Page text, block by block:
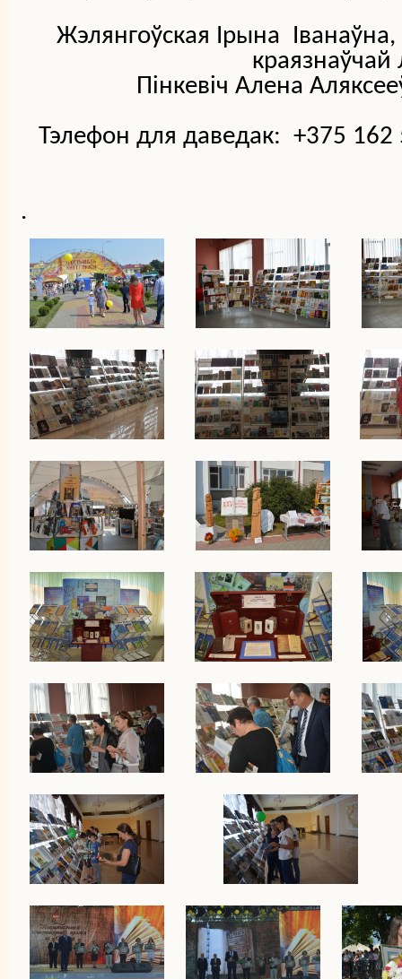
Жэлянгоўская Ірына Іванаўна,
краязнаўчай
Пінкевіч Алена
Тэлефон для даведак: +375
.